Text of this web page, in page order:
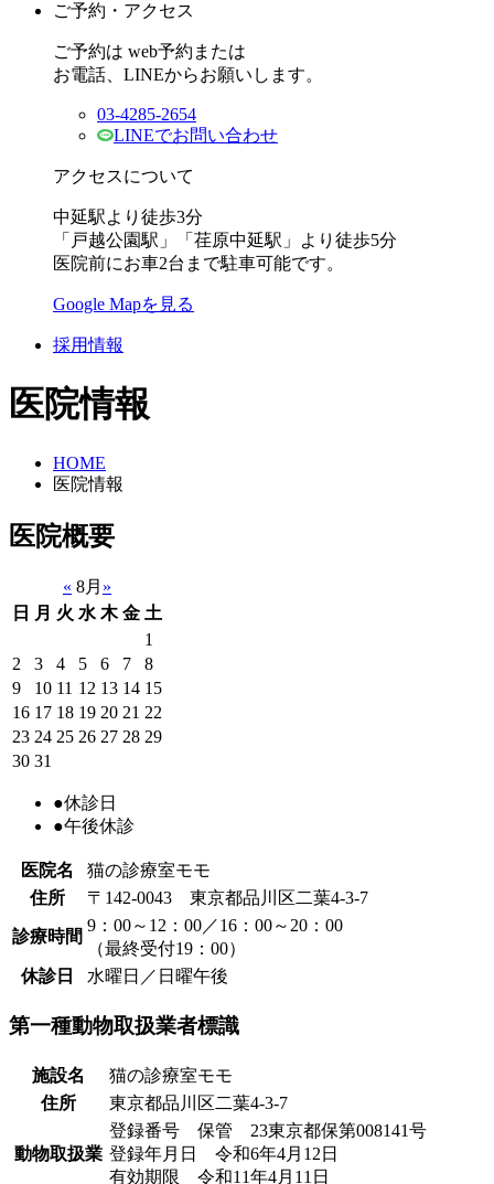
ご予約・アクセス
ご予約は web予約または
お電話、LINEからお願いします。
03-4285-2654
LINEでお問い合わせ
アクセスについて
中延駅より徒歩3分
「戸越公園駅」「荏原中延駅」より徒歩5分
医院前にお車2台まで駐車可能です。
Google Mapを見る
採用情報
医院情報
HOME
医院情報
医院概要
« 8月 »
日
月 火 水 木 金 土
1
2
3 4 5 6 7
8
9
10 11 12 13 14 15
16 17 18 19 20 21 22
23 24 25 26 27 28 29
30 31
●休診日
●午後休診
医院名
猫の診療室モモ
住所
〒142-0043 東京都品川区二葉4-3-7
診療時間
9：00～12：00／16：00～20：00
（最終受付19：00）
休診日
水曜日／日曜午後
第一種動物取扱業者標識
施設名
猫の診療室モモ
住所
東京都品川区二葉4-3-7
動物取扱業
登録番号 保管 23東京都保第008141号
登録年月日 令和6年4月12日
有効期限 令和11年4月11日